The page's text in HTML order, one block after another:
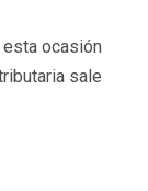
ocasión
sale